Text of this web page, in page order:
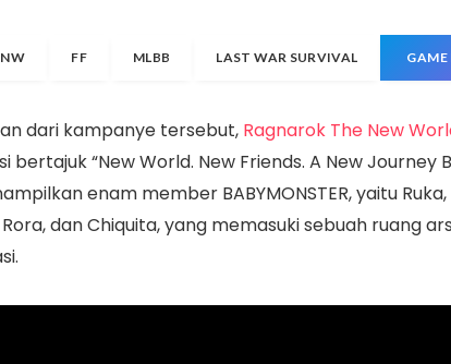
FF MLBB LAST WAR SURVIVAL
dari kampanye tersebut, Ragnarok The New
bertajuk “New World. New Friends. A New Journey
enam member BABYMONSTER, yaitu
dan Chiquita, yang memasuki sebuah ruang